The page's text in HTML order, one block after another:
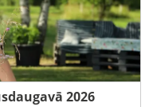
2026